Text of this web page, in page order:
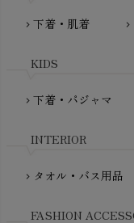
PeopleTree（ピープ
PRISTINE（プリステ
fromF（フロムエフ）
mini rodini（ミニロデ
My Little Cozmo（マ
NewNative（ニューネ
chevron_right 下着・肌着 chevron_right
KIDS
chevron_right 下着・パジャマ
INTERIOR
chevron_right タオル・バス用品
FASHION